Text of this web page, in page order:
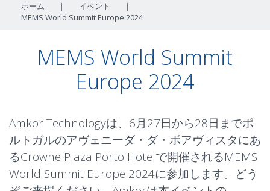
ホーム | イベント
|
MEMS World Summit Europe 2024
MEMS World Summit
Europe 2024
Amkor Technologyは、6月27日から28日までポ
ルトガルのアヴェニーダ・ダ・ボアヴィスタにあ
るCrowne Plaza Porto Hotelで開催されるMEMS
World Summit Europe 2024に参加します。どう